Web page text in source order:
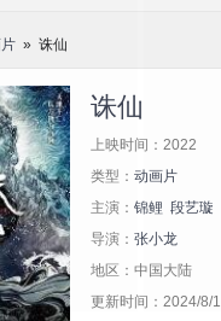
» 诛仙
诛仙
上映时间：2022
类型： 动画片
主演： 锦鲤 段艺璇
导演： 张小龙
地区：中国大陆
更新时间：2024/8/